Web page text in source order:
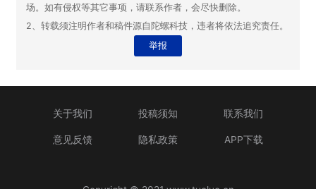
场。如有侵权等其它事项，请联系作者，会尽快删除。
2、转载须注明作者和稿件源自陀螺科技，违者将依法追究责任。
举报
关于我们 投稿须知 联系我们
意见反馈 隐私政策 APP下载